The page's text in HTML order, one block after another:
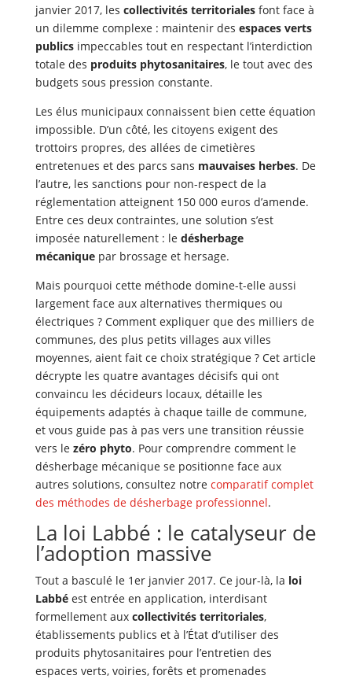
janvier 2017, les collectivités territorialesfont face à
un dilemme complexe : maintenir des espaces verts
publicsimpeccables tout en respectant l’interdiction
totale des produits phytosanitaires, le tout avec des
budgets sous pression constante.
Les élus municipaux connaissent bien cette équation
impossible. D’un côté, les citoyens exigent des
trottoirs propres, des allées de cimetières
entretenues et des parcs sans mauvaises herbes. De
l’autre, les sanctions pour non-respect de la
réglementation atteignent 150 000 euros d’amende.
Entre ces deux contraintes, une solution s’est
imposée naturellement : le désherbage
mécaniquepar brossage et hersage.
Mais pourquoi cette méthode domine-t-elle aussi
largement face aux alternatives thermiques ou
électriques ? Comment expliquer que des milliers de
communes, des plus petits villages aux villes
moyennes, aient fait ce choix stratégique ? Cet article
décrypte les quatre avantages décisifs qui ont
convaincu les décideurs locaux, détaille les
équipements adaptés à chaque taille de commune,
et vous guide pas à pas vers une transition réussie
vers le zéro phyto. Pour comprendre comment le
désherbage mécanique se positionne face aux
autres solutions, consultez notre comparatif complet
des méthodes de désherbage professionnel.
La loi Labbé : le catalyseur de
l’adoption massive
Tout a basculé le 1er janvier 2017. Ce jour-là, la loi
Labbéest entrée en application, interdisant
formellement aux collectivités territoriales,
établissements publics et à l’État d’utiliser des
produits phytosanitaires pour l’entretien des
espaces verts, voiries, forêts et promenades